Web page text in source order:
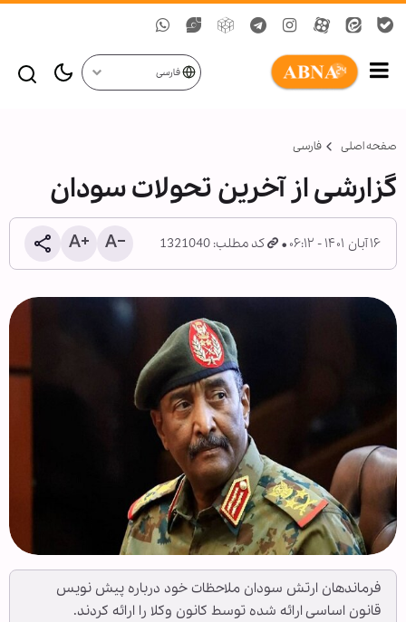
فارسی
صفحه اصلی فارسی
گزارشی از آخرین تحولات سودان
۱۶ آبان ۱۴۰۱ - ۰۶:۱۲ کد مطلب: 1321040
فرماندهان ارتش سودان ملاحظات خود درباره پیش نویس
قانون اساسی ارائه شده توسط کانون وکلا را ارائه کردند.